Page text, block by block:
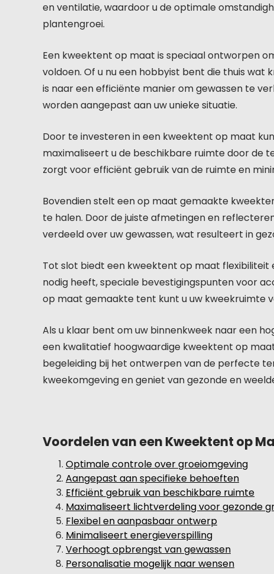
en ventilatie, waardoor u de optimale
plantengroei.
Een kweektent op maat is speciaal ontworpen
voldoen. Of u nu een hobbyist bent die thuis wat
is naar een efficiënte manier om gewassen te
worden aangepast aan uw unieke situatie.
Door te investeren in een kweektent op maat
maximaliseert u de beschikbare ruimte door de
zorgt voor efficiënt gebruik van de ruimte en
Bovendien stelt een op maat gemaakte
te halen. Door de juiste afmetingen en
verdeeld over uw gewassen, wat resulteert in
Tot slot biedt een kweektent op maat flexibiliteit
nodig heeft, speciale bevestigingspunten voor
op maat gemaakte tent kunt u uw kweekruimte
Als u klaar bent om uw binnenkweek naar een
een kwalitatief hoogwaardige kweektent op
begeleiding bij het ontwerpen van de perfecte
kweekomgeving en geniet van gezonde en
Voordelen van een Kweektent op
Optimale controle over groeiomgeving
Aangepast aan specifieke behoeften
Efficiënt gebruik van beschikbare ruimte
Maximaliseert lichtverdeling voor gezonde
Flexibel en aanpasbaar ontwerp
Minimaliseert energieverspilling
Verhoogt opbrengst van gewassen
Personalisatie mogelijk naar wensen